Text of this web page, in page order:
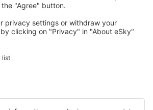
Lennon (LPL)
(OXF)
(LEQ)